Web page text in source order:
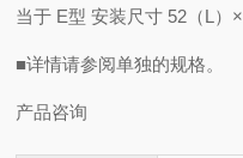
当于 E型 安装尺寸 52（L）
■详情请参阅单独的规格。
产品咨询